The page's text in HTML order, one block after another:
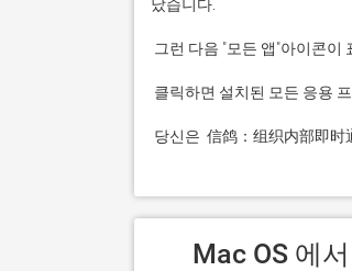
당신은  信鸽：组织内部即时
Mac OS 에